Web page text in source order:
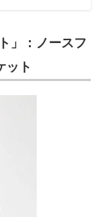
」：ノースフ
ット